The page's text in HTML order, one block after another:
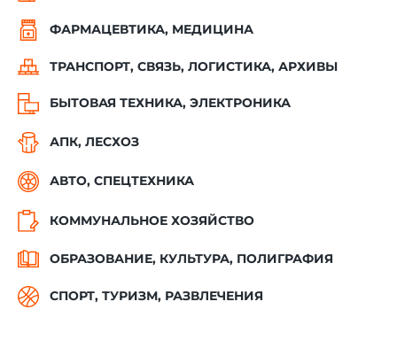
ФАРМАЦЕВТИКА, МЕДИЦИНА
ТРАНСПОРТ, СВЯЗЬ, ЛОГИСТИКА, АРХИВЫ
БЫТОВАЯ ТЕХНИКА, ЭЛЕКТРОНИКА
АПК, ЛЕСХОЗ
АВТО, СПЕЦТЕХНИКА
КОММУНАЛЬНОЕ ХОЗЯЙСТВО
ОБРАЗОВАНИЕ, КУЛЬТУРА, ПОЛИГРАФИЯ
СПОРТ, ТУРИЗМ, РАЗВЛЕЧЕНИЯ